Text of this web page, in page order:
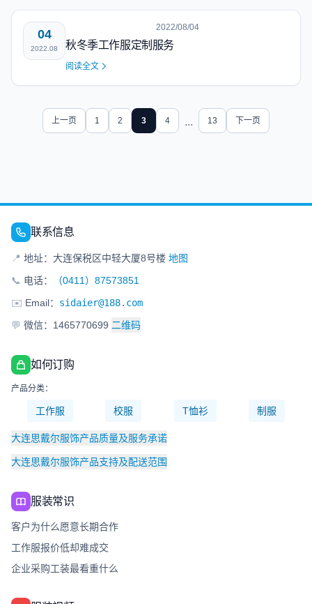
04
2022.08
2022/08/04
秋冬季工作服定制服务
阅读全文
上一页 1 2 3 4 ... 13 下一页
联系信息
📍 地址：大连保税区中轻大厦8号楼 地图
📞 电话：
（0411）87573851
✉️ Email： sidaier@188.com
💬 微信：1465770699 二维码
如何订购
产品分类：
工作服 校服 T恤衫 制服
大连思戴尔服饰产品质量及服务承诺
大连思戴尔服饰产品支持及配送范围
服装常识
客户为什么愿意长期合作
工作服报价低却难成交
企业采购工装最看重什么